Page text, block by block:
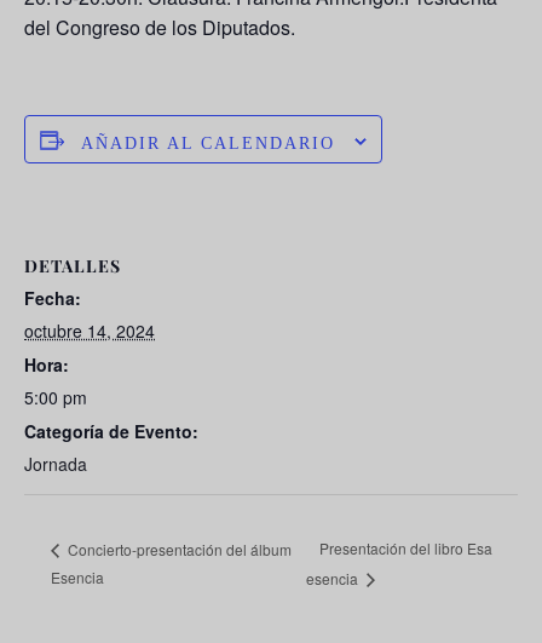
del Congreso de los Diputados.
AÑADIR AL CALENDARIO
DETALLES
Fecha:
octubre 14, 2024
Hora:
5:00 pm
Categoría de Evento:
Jornada
Concierto-presentación del álbum
Esencia
Presentación del libro Esa
esencia